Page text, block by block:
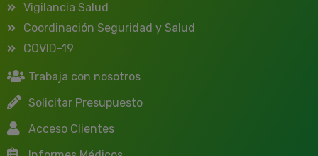
Vigilancia Salud
Coordinación Seguridad y Salud
COVID-19
Trabaja con nosotros
Solicitar Presupuesto
Acceso Clientes